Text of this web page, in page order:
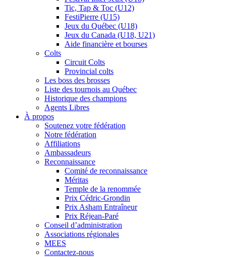
Tic, Tap & Toc (U12)
FestiPierre (U15)
Jeux du Québec (U18)
Jeux du Canada (U18, U21)
Aide financière et bourses
Colts
Circuit Colts
Provincial colts
Les boss des brosses
Liste des tournois au Québec
Historique des champions
Agents Libres
À propos
Soutenez votre fédération
Notre fédération
Affiliations
Ambassadeurs
Reconnaissance
Comité de reconnaissance
Méritas
Temple de la renommée
Prix Cédric-Grondin
Prix Asham Entraîneur
Prix Réjean-Paré
Conseil d’administration
Associations régionales
MEES
Contactez-nous